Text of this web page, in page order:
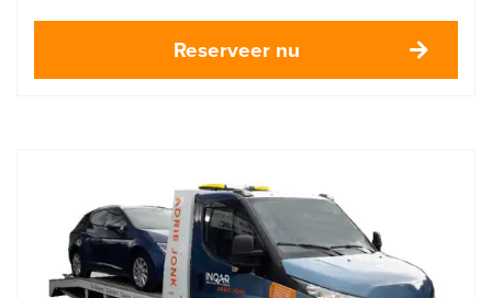
Reserveer nu